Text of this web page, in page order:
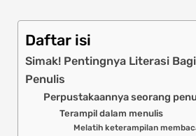
Daftar isi
Simak! Pentingnya Literasi
Penulis
Perpustakaannya seorang
Terampil dalam menulis
Melatih keterampilan